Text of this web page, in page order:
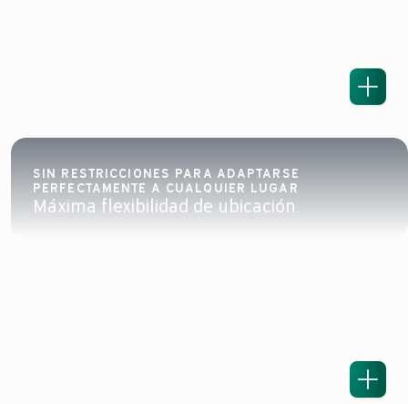
SIN RESTRICCIONES PARA ADAPTARSE
PERFECTAMENTE A CUALQUIER LUGAR
Máxima flexibilidad de ubicación.